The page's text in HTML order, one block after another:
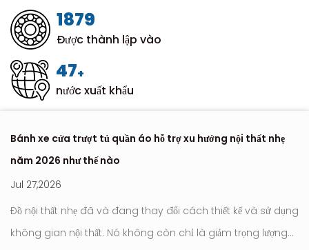
1999
Được thành lập vào
50+
nước xuất khẩu
Bánh xe cửa trượt tủ quần áo hỗ trợ xu hướng nội thất nhẹ
năm 2026 như thế nào
Jul 27,2026
Đồ nội thất nhẹ đã và đang thay đổi cách thiết kế và sử dụng
không gian nội thất. Nó không còn chỉ là giảm trọng lượng